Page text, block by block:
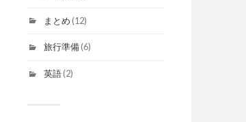
まとめ (12)
旅行準備(6)
英語(2)